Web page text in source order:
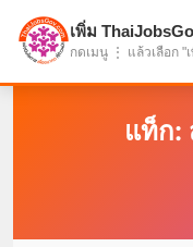
แบ่งปันโอกาส เ
แท็ก:
เพิ่ม
กดเมนู ⋮ แล้วเลือก "